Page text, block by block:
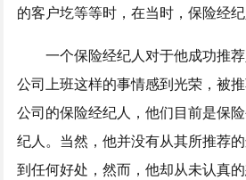
的客户圪等等时，在当时，保险经纪
一个保险经纪人对于他成功推
公司上班这样的事情感到光荣，被
公司的保险经纪人，他们目前是保
纪人。当然，他并没有从其所推荐
到任何好处，然而，他却从未认真